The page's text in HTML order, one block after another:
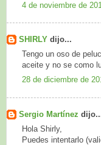
4 de noviembre de
SHIRLY dijo...
Tengo un oso de
aceite y no se como
28 de diciembre de
Sergio Martínez
Hola Shirly,
Puedes intentarlo